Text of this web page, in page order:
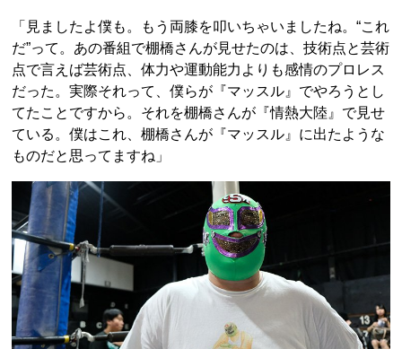
「見ましたよ僕も。もう両膝を叩いちゃいましたね。“これ
だ”って。あの番組で棚橋さんが見せたのは、技術点と芸術
点で言えば芸術点、体力や運動能力よりも感情のプロレス
だった。実際それって、僕らが『マッスル』でやろうとし
てたことですから。それを棚橋さんが『情熱大陸』で見せ
ている。僕はこれ、棚橋さんが『マッスル』に出たような
ものだと思ってますね」